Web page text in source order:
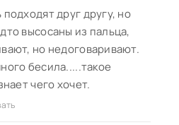
друг другу, но
высосаны из пальца,
но недоговаривают.
бесила.....такое
чего хочет.